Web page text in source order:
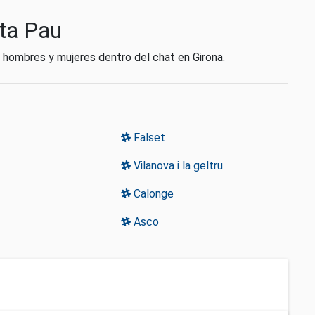
Pau
y mujeres dentro del chat en Girona.
Falset
Vilanova i la geltru
Calonge
Asco